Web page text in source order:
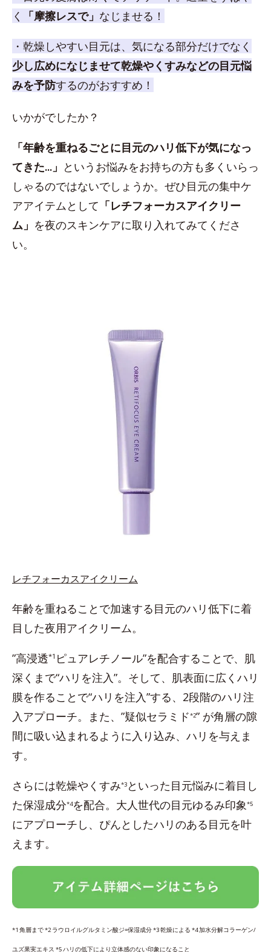
く
「摩擦レスで」 なじませる！
・乾燥しやすい目元は、気になる部分だけでなく
少し広めになじませて乾燥やくすみなどの目元悩
みを予防するのがおすすめ！
いかがでしたか？
「年齢を重ねるごとに目元のハリ低下が気になっ
てきた...」 というお悩みをお持ちの方も多くいらっ
しゃるのではないでしょうか。ぜひ目元の集中ケ
アアイテムとして 「レチフォーカスアイクリー
ム」 を夜のスキンケアに取り入れてみてくださ
い。
レチフォーカスアイクリーム
年齢を重ねることで加速する目元のハリ低下に着
目した夜用アイクリーム。
”高浸透*1 ピュアレチノール”を配合することで、肌
深くまで“ハリを注入”。そして、肌表面に広くハリ
膜を作ることで“ハリを注入”する、2段階のハリ注
入アプローチ。また、”疑似セラミド*2” が角層の隙
間に吸い込まれるように入り込み、ハリを与えま
す。
さらには乾燥やくすみ*3 といった目元悩みに着目し
た保湿成分*4を配合。大人世代の目元ゆるみ印象 *5
にアプローチし、ぴんとしたハリのある目元を叶
えます。
*1 角層まで *2 ラウロイルグルタミン酸ジ=保湿成分 *3 乾燥による *4 加水分解コラーゲン/
ユズ果実エキス *5 ハリの低下により立体感のない印象になること